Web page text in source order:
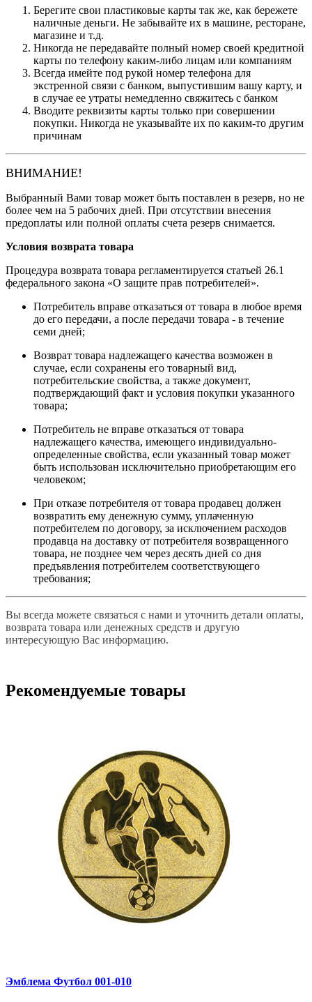
Берегите свои пластиковые карты так же, как бережете
наличные деньги. Не забывайте их в машине, ресторане,
магазине и т.д.
Никогда не передавайте полный номер своей кредитной
карты по телефону каким-либо лицам или компаниям
Всегда имейте под рукой номер телефона для
экстренной связи с банком, выпустившим вашу карту, и
в случае ее утраты немедленно свяжитесь с банком
Вводите реквизиты карты только при совершении
покупки. Никогда не указывайте их по каким-то другим
причинам
ВНИМАНИЕ!
Выбранный Вами товар может быть поставлен в резерв, но не
более чем на 5 рабочих дней. При отсутствии внесения
предоплаты или полной оплаты счета резерв снимается.
Условия возврата товара
Процедура возврата товара регламентируется статьей 26.1
федерального закона «О защите прав потребителей».
Потребитель вправе отказаться от товара в любое время
до его передачи, а после передачи товара - в течение
семи дней;
Возврат товара надлежащего качества возможен в
случае, если сохранены его товарный вид,
потребительские свойства, а также документ,
подтверждающий факт и условия покупки указанного
товара;
Потребитель не вправе отказаться от товара
надлежащего качества, имеющего индивидуально-
определенные свойства, если указанный товар может
быть использован исключительно приобретающим его
человеком;
При отказе потребителя от товара продавец должен
возвратить ему денежную сумму, уплаченную
потребителем по договору, за исключением расходов
продавца на доставку от потребителя возвращенного
товара, не позднее чем через десять дней со дня
предъявления потребителем соответствующего
требования;
Вы всегда можете связаться с нами и уточнить детали оплаты,
возврата товара или денежных средств и другую
интересующую Вас информацию.
Рекомендуемые товары
Эмблема Футбол 001‑010